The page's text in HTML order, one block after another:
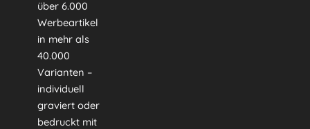
über 6.000
Werbeartikel
in mehr als
40.000
Varianten –
individuell
graviert oder
bedruckt mit